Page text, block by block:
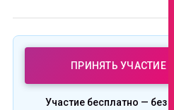
ПРИНЯТЬ УЧАСТИЕ
Участие бесплатно — без